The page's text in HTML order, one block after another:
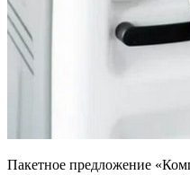
Пакетное предложение